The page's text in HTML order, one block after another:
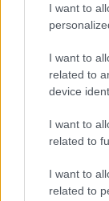
I want to
I want to
related to
device
I want to
related to
I want to
related to
Az év
volt az Eb-n,
viszont
találja Szalai
túl keveset
megkeresése
honosított
szövetségi